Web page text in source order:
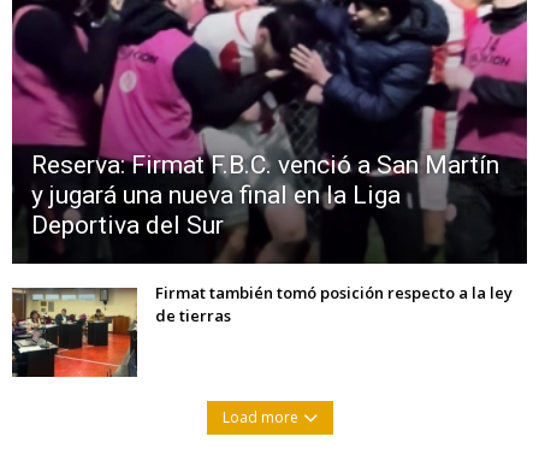
Reserva: Firmat F.B.C. venció a San Martín
y jugará una nueva final en la Liga
Deportiva del Sur
Firmat también tomó posición respecto a la ley
de tierras
Load more